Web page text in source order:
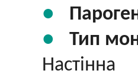
Тип
Настінна